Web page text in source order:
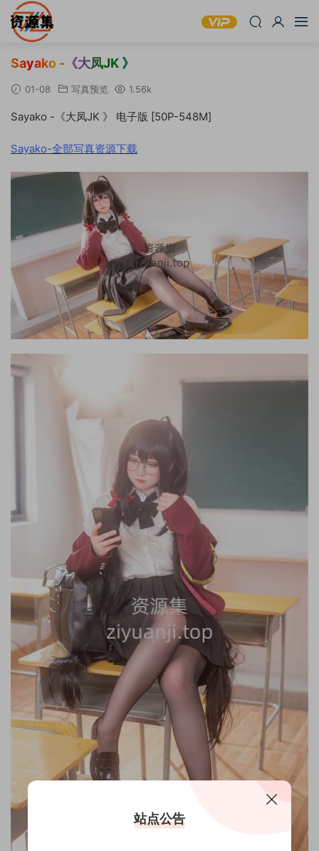
Sayako -《大凤JK 》
01-08 写真预览 1.56k
Sayako -《大凤JK 》 电子版 [50P-548M]
Sayako-全部写真资源下载
站点公告